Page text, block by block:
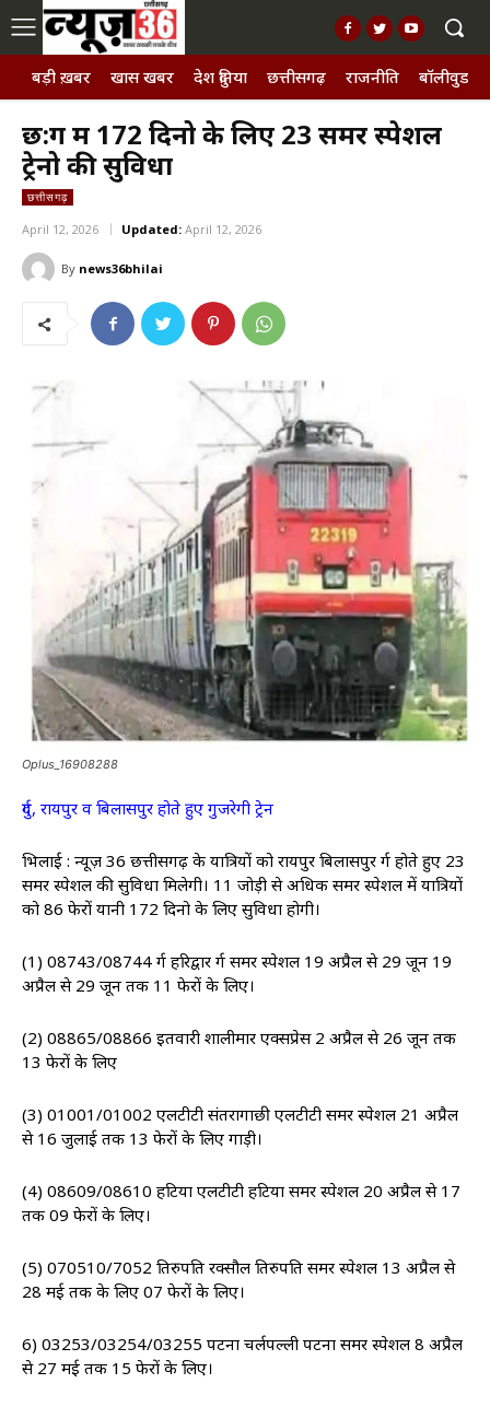
बड़ी ख़बर खास खबर देश दुनिया छत्तीसगढ़ राजनीति बॉलीवुड,
छ:ग में 172 दिनो के लिए 23 समर स्पेशल
ट्रेनो की सुविधा
छत्तीसगढ़
April 12, 2026 Updated: April 12, 2026
By news36bhilai
Oplus_16908288
दुर्ग, रायपुर व बिलासपुर होते हुए गुजरेगी ट्रेन
भिलाई : न्यूज़ 36 छत्तीसगढ़ के यात्रियों को रायपुर बिलासपुर दुर्ग होते हुए 23
समर स्पेशल की सुविधा मिलेगी। 11 जोड़ी से अधिक समर स्पेशल में यात्रियों
को 86 फेरों यानी 172 दिनो के लिए सुविधा होगी।
(1) 08743/08744 दुर्ग हरिद्वार दुर्ग समर स्पेशल 19 अप्रैल से 29 जून 19
अप्रैल से 29 जून तक 11 फेरों के लिए।
(2) 08865/08866 इतवारी शालीमार एक्सप्रेस 2 अप्रैल से 26 जून तक
13 फेरों के लिए
(3) 01001/01002 एलटीटी संतरागाछी एलटीटी समर स्पेशल 21 अप्रैल
से 16 जुलाई तक 13 फेरों के लिए गाड़ी।
(4) 08609/08610 हटिया एलटीटी हटिया समर स्पेशल 20 अप्रैल से 17
तक 09 फेरों के लिए।
(5) 070510/7052 तिरुपति रक्सौल तिरुपति समर स्पेशल 13 अप्रैल से
28 मई तक के लिए 07 फेरों के लिए।
6) 03253/03254/03255 पटना चर्लपल्ली पटना समर स्पेशल 8 अप्रैल
से 27 मई तक 15 फेरों के लिए।